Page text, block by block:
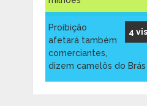
4
Proibição
afetará também
comerciantes,
dizem camelôs do Brás